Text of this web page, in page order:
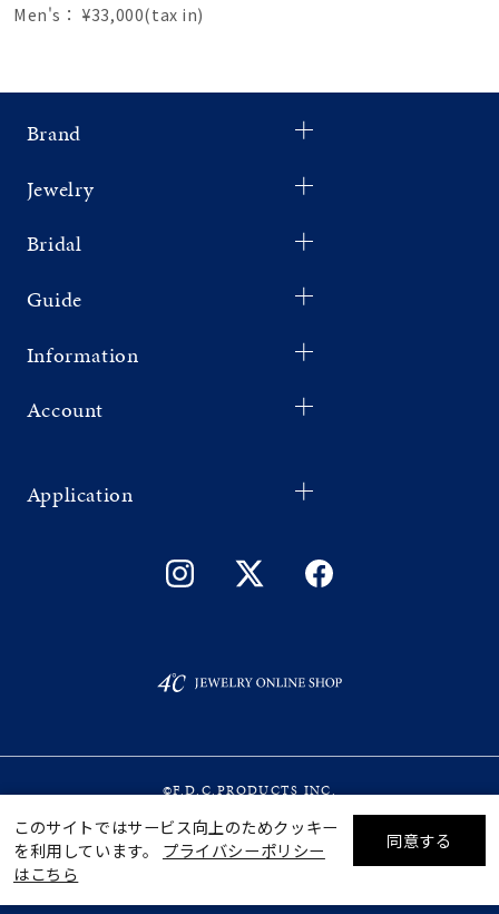
絞り込んで検索する
Men's： ¥33,000(tax in)
Brand
Jewelry
Bridal
Guide
Information
Account
Application
©F.D.C.PRODUCTS INC.
このサイトではサービス向上のためクッキー
を利用しています。 プライバシーポリシー
はこちら
同意する